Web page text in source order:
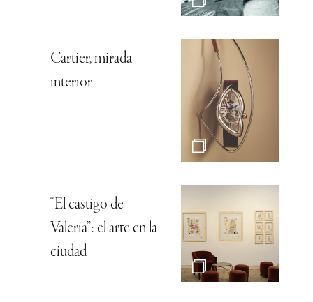
Cartier, mirada
interior
“El castigo de
Valeria”: el arte en la
ciudad